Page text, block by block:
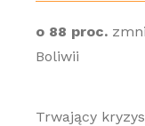
o 88 proc.
Boliwii
Trwający